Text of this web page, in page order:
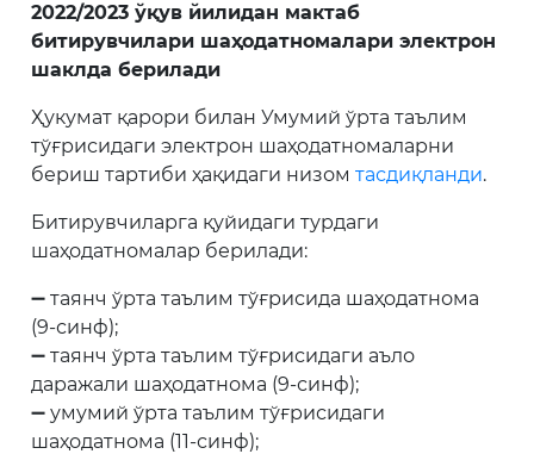
2022/2023 ўқув йилидан мактаб
битирувчилари шаҳодатномалари электрон
шаклда берилади
Ҳукумат қарори билан Умумий ўрта таълим
тўғрисидаги электрон шаҳодатномаларни
бериш тартиби ҳақидаги низомтасдиқланди.
Битирувчиларга қуйидаги турдаги
шаҳодатномалар берилади:
➖ таянч ўрта таълим тўғрисида шаҳодатнома
(9-синф);
➖ таянч ўрта таълим тўғрисидаги аъло
даражали шаҳодатнома (9-синф);
➖ умумий ўрта таълим тўғрисидаги
шаҳодатнома (11-синф);